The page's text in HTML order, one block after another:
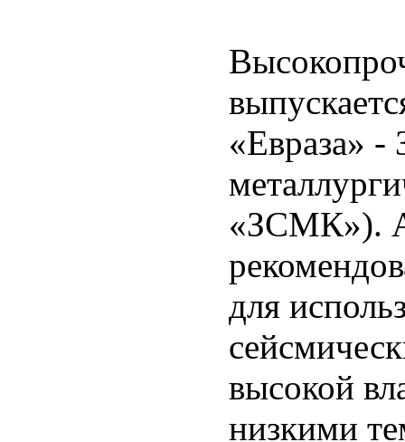
«Евраза» -
«ЗСМК»).
для
высокой
низкими